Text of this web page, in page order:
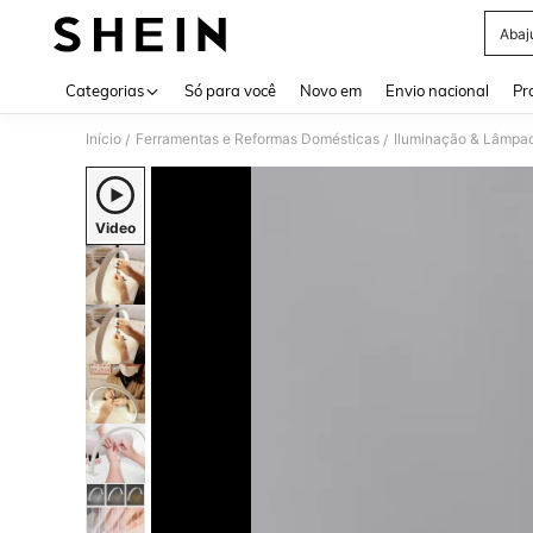
Categorias Só para você Novo em Envio nacional
Início / Ferramentas e Reformas Domésticas / Iluminação &
Video